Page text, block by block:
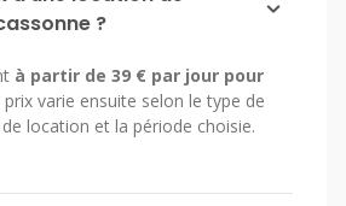
?
à partir de 39 € par jour pour
prix varie ensuite selon le type de
location et la période choisie.